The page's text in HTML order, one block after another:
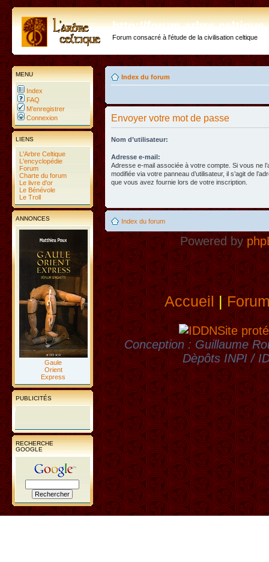
http://forum.arbre-
Forum consacré à l'étude de la civilisation celtique
MENU
Index
FAQ
M’enregistrer
Connexion
LIENS
L'Arbre Celtique
L'encyclopédie
Forum
Charte du forum
Le livre d'or
Le Bénévole
Le Troll
ANNONCES
Gaule
Orient
Express
PUBLICITÉS
RECHERCHE
GOOGLE
Index du forum
Envoyer votre mot de passe
Nom d’utilisateur:
Adresse e-mail:
Adresse e-mail associée à votre compte. Si vous ne
modifiée via votre panneau d’utilisateur, il s’agit de
que vous avez fournie lors de votre inscription.
Index du forum
Powered by
Accueil|
Site
Conception : Guillaume
Dèpôts INPI /